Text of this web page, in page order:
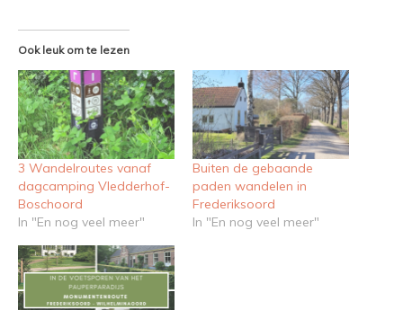
Ook leuk om te lezen
3 Wandelroutes vanaf
dagcamping Vledderhof-
Boschoord
In "En nog veel meer"
Buiten de gebaande
paden wandelen in
Frederiksoord
In "En nog veel meer"